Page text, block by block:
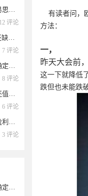
有读者问，
方法：
一，
昨天大会前
这一下就降低
跌但也未能跌
金承浩：让你立于不败之地的交易思维！
12 评论
比特币新一轮“超级周期”已至？还缺少一个关键因素
7 评论
原油年末行情分析，黄金有较强确定性！
8 评论
从两大因素告诉你，黄金和原油还值得购买吗？
6 评论
读者问：为什么认清行情容易，盈利却很难？
3 评论
原油年末行情分析，黄金有较强确定性！